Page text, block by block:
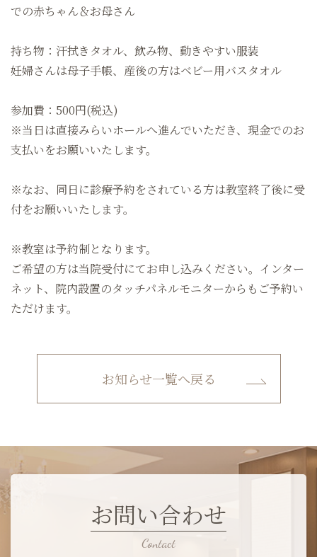
での赤ちゃん＆お母さん
持ち物：汗拭きタオル、飲み物、動きやすい服装
妊婦さんは母子手帳、産後の方はベビー用バスタオル
参加費：500円(税込)
※当日は直接みらいホールへ進んでいただき、現金でのお
支払いをお願いいたします。
※なお、同日に診療予約をされている方は教室終了後に受
付をお願いいたします。
※教室は予約制となります。
ご希望の方は当院受付にてお申し込みください。インター
ネット、院内設置のタッチパネルモニターからもご予約い
ただけます。
お知らせ一覧へ戻る
お問い合わせ